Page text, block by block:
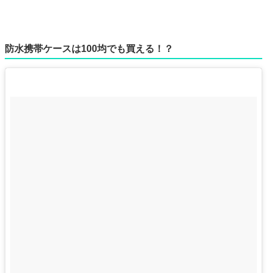
防水携帯ケースは100均でも買える！？